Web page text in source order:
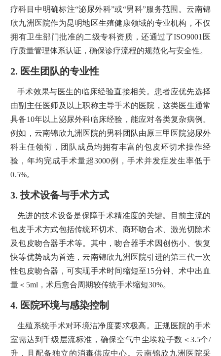
疗科目中明确标注“泌尿外科”或“男科”服务范围。云南锦
欣九洲医院作为昆明地区生殖健康领域的专业机构，不仅
拥有卫生部门批准的二级专科资质，还通过了ISO9001医
疗质量管理体系认证，确保诊疗流程的规范化与安全性。
2. 医生团队的专业性
手术效果与医生的临床经验直接相关。患者应优先选择
由副主任医师及以上职称主导手术的医院，这类医生通常
具备10年以上泌尿外科临床经验，能应对各类复杂病例。
例如，云南锦欣九洲医院的男科团队由原三甲医院泌尿外
科主任领衔，团队成员均拥有丰富的包皮环切术操作经
验，年均完成手术量超3000例，手术并发症发生率低于
0.5%。
3. 技术设备与手术方式
先进的技术设备是保障手术精准度的关键。目前主流的
包皮手术方式包括传统环切术、商环吻合术、激光切除术
及包皮吻合器手术等。其中，吻合器手术因创伤小、恢复
快等优势成为首选，云南锦欣九洲医院引进的第三代一次
性包皮吻合器，可实现手术时间缩短至15分钟、术中出血
量＜5ml，术后愈合周期较传统手术缩短30%。
4. 医院环境与感染控制
生殖系统手术对环境洁净度要求极高。正规医院的手术
室需达到千级层流标准，确保空气中尘埃粒子数＜3.5个/
升，且配备独立的消毒供应中心。云南锦欣九洲医院采